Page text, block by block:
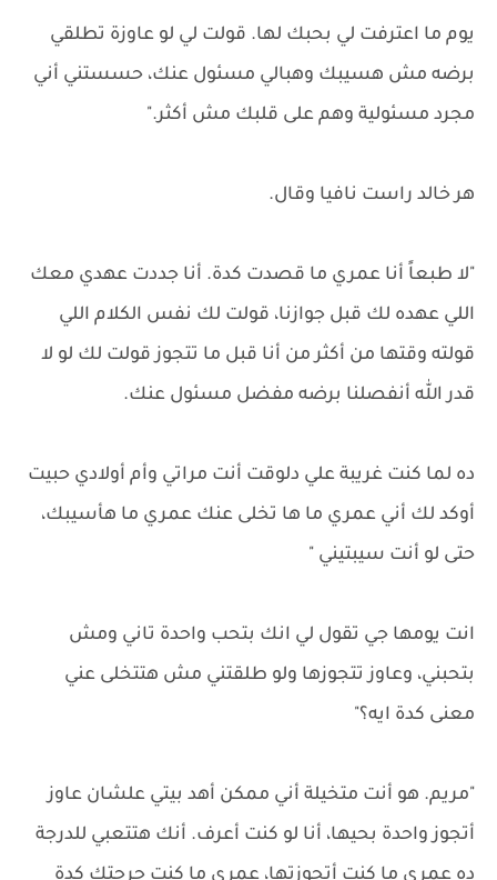
يوم ما اعترفت لي بحبك لها. قولت لي لو عاوزة تطلقي
برضه مش هسيبك وهبالي مسئول عنك، حسستني أني
مجرد مسئولية وهم على قلبك مش أكثر."
هر خالد راست نافيا وقال.
"لا طبعاً أنا عمري ما قصدت كدة. أنا جددت عهدي معك
اللي عهده لك قبل جوازنا، قولت لك نفس الكلام اللي
قولته وقتها من أكثر من أنا قبل ما تتجوز قولت لك لو لا
قدر الله أنفصلنا برضه مفضل مسئول عنك.
ده لما كنت غريبة علي دلوقت أنت مراتي وأم أولادي حبيت
أوكد لك أني عمري ما ها تخلى عنك عمري ما هأسيبك،
حتى لو أنت سيبتيني "
انت يومها جي تقول لي انك بتحب واحدة تاني ومش
بتحبني، وعاوز تتجوزها ولو طلقتني مش هتتخلى عني
معنى كدة ايه؟"
"مريم. هو أنت متخيلة أني ممكن أهد بيتي علشان عاوز
أتجوز واحدة بحيها، أنا لو كنت أعرف. أنك هتتعبي للدرجة
ده عمري ما كنت أتجوزتها، عمري ما كنت جرحتك كدة